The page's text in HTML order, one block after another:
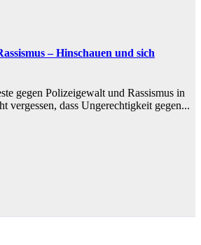
– Hinschauen und sich
gegen Polizeigewalt und Rassismus in
vergessen, dass Ungerechtigkeit gegen...